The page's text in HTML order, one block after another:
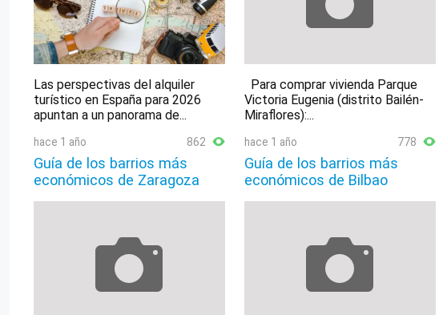
Las perspectivas del alquiler
turístico en España para 2026
apuntan a un panorama de...
Para comprar vivienda Parque
Victoria Eugenia (distrito Bailén-
Miraflores):...
hace 1 año 862
Guía de los barrios más
económicos de Zaragoza
hace 1 año 778
Guía de los barrios más
económicos de Bilbao